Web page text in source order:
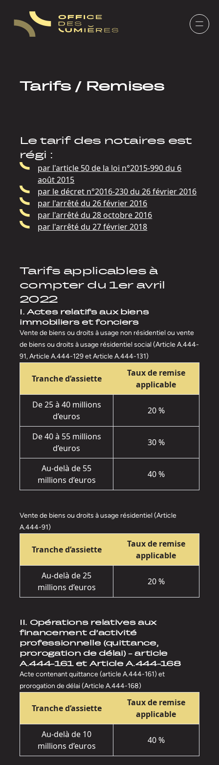
Tarifs / Remises
Le tarif des notaires est
régi :
par l'article 50 de la loi n°2015-990 du 6
août 2015
par le décret n°2016-230 du 26 février 2016
par l'arrêté du 26 février 2016
par l'arrêté du 28 octobre 2016
par l'arrêté du 27 février 2018
Tarifs applicables à
compter du 1er avril
2022
I. Actes relatifs aux biens
immobiliers et fonciers
Vente de biens ou droits à usage non résidentiel ou vente
de biens ou droits à usage résidentiel social (Article A.444-
91, Article A.444-129 et Article A.444-131)
Tranche d’assiette
Taux de remise
applicable
De 25 à 40 millions
d’euros
20 %
De 40 à 55 millions
d’euros
30 %
Au-delà de 55
millions d’euros
40 %
Vente de biens ou droits à usage résidentiel (Article
A.444-91)
Tranche d’assiette
Taux de remise
applicable
Au-delà de 25
millions d’euros
20 %
II. Opérations relatives aux
financement d’activité
professionnelle (quittance,
prorogation de délai) - article
A.444-161 et Article A.444-168
Acte contenant quittance (article A.444-161) et
prorogation de délai (Article A.444-168)
Tranche d’assiette
Taux de remise
applicable
Au-delà de 10
millions d’euros
40 %